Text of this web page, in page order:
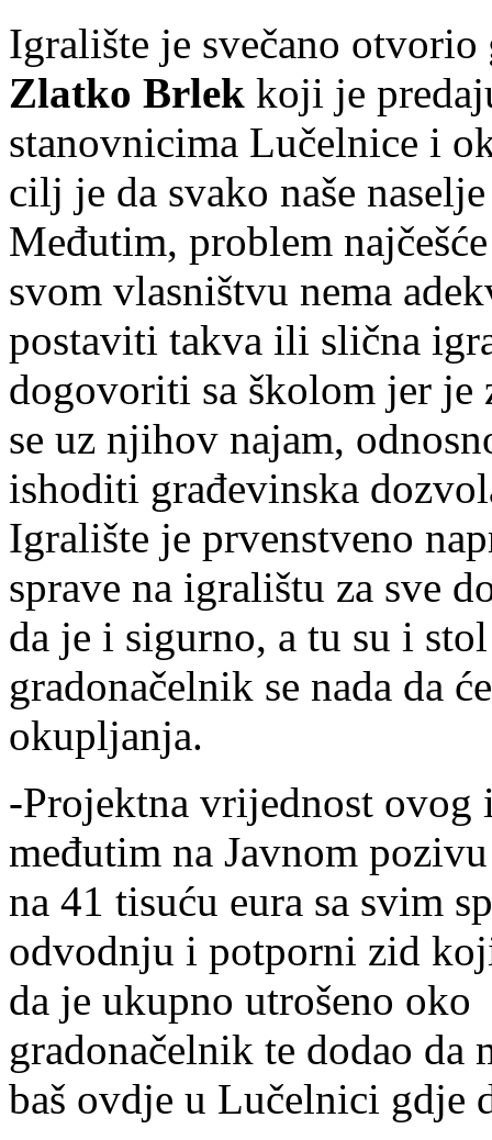
Igralište je svečano otvorio
Zlatko Brlek koji je
stanovnicima Lučelnice i
cilj je da svako naše
Međutim, problem
svom vlasništvu nema
postaviti takva ili slična
dogovoriti sa školom jer je
se uz njihov najam,
ishoditi građevinska
Igralište je prvenstveno
sprave na igralištu za sve
da je i sigurno, a tu su i
gradonačelnik se nada da
okupljanja.
-Projektna vrijednost ovog
međutim na Javnom
na 41 tisuću eura sa svim
odvodnju i potporni zid
da je ukupno utrošeno
gradonačelnik te dodao da
baš ovdje u Lučelnici gdje